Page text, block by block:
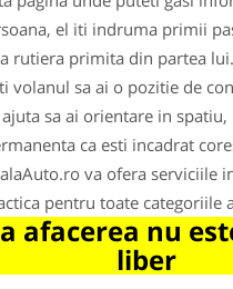
el iti indruma primii
rutiera primita din partea
volanul sa ai o pozitie de
sa ai orientare in
ca esti incadrat
va ofera serviciile
pentru toate categoriile
afacerea nu
liber